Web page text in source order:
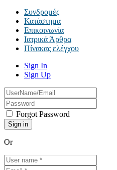
Συνδρομές
Κατάστημα
Επικοινωνία
Ιατρικά Άρθρα
Πίνακας ελέγχου
Sign In
Sign Up
Forgot Password
Or